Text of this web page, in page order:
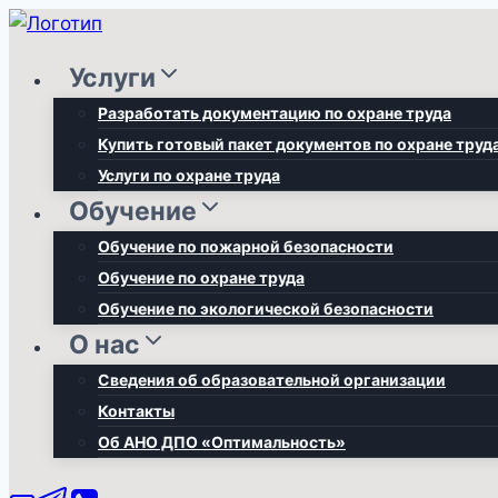
Перейти
содержимому
Услуги
Разработать документацию по охране труда
Купить готовый пакет документов по охране
Услуги по охране труда
Обучение
Обучение по пожарной безопасности
Обучение по охране труда
Обучение по экологической безопасности
О нас
Сведения об образовательной организации
Контакты
Об АНО ДПО «Оптимальность»